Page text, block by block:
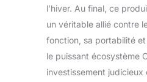
l’hiver. Au final, ce
un véritable allié contre
fonction, sa portabilité
le puissant écosystème
investissement judicieux